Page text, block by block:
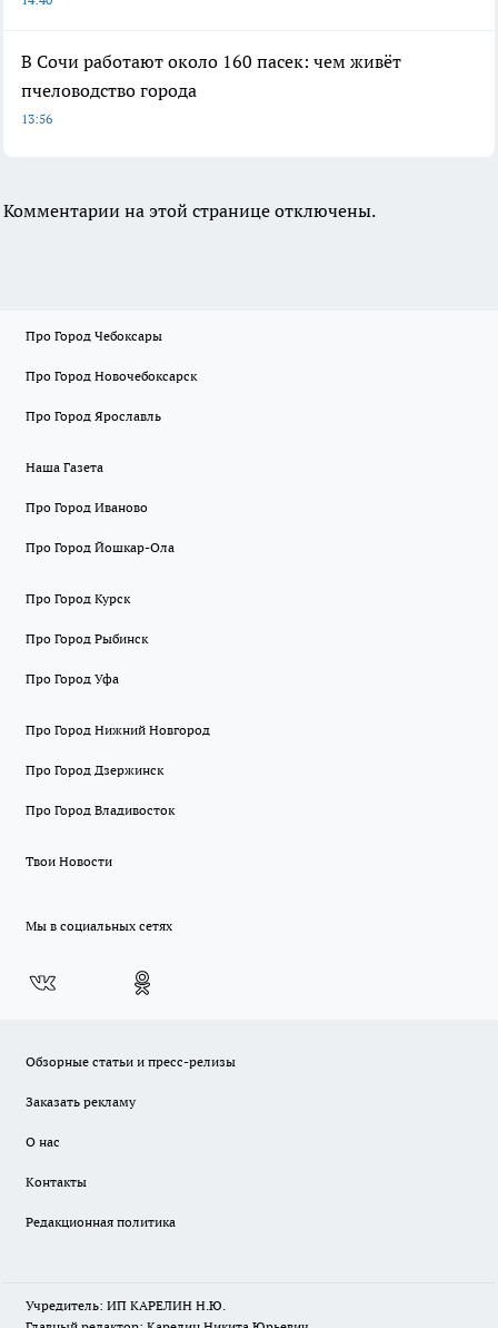
В Сочи работают около 160 пасек: чем живёт
пчеловодство города
13:56
Комментарии на этой странице отключены.
Про Город Чебоксары
Про Город Новочебоксарск
Про Город Ярославль
Наша Газета
Про Город Иваново
Про Город Йошкар-Ола
Про Город Курск
Про Город Рыбинск
Про Город Уфа
Про Город Нижний Новгород
Про Город Дзержинск
Про Город Владивосток
Твои Новости
Мы в социальных сетях
Обзорные статьи и пресс-релизы
Заказать рекламу
О нас
Контакты
Редакционная политика
Учредитель: ИП КАРЕЛИН Н.Ю.